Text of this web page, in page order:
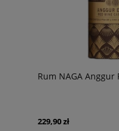
Rum NAGA Anggur
229,90 zł